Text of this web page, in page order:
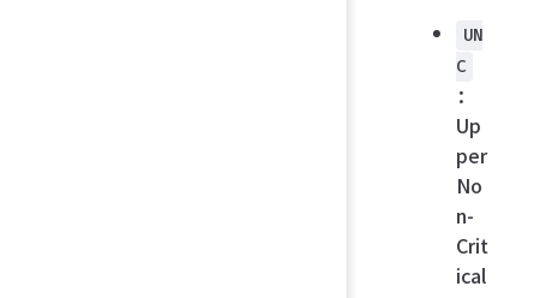
UN
C
：
Up
per
No
n-
Crit
ical